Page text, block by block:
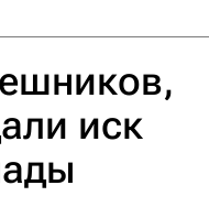
иск